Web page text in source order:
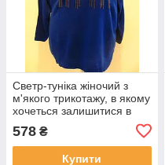
Светр-туніка жіночий з
м'якого трикотажу, в якому
хочеться залишитися в
холодну погоду, р. 48-50,
код 4400М
578 ₴
Купити